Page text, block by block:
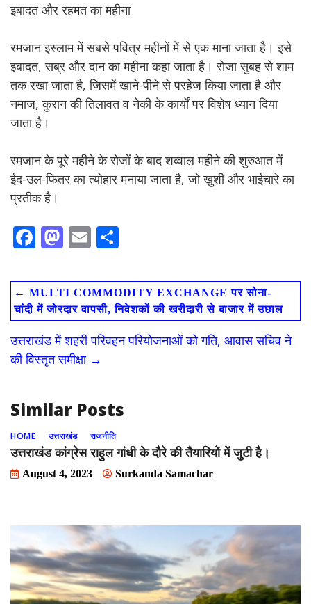
इबादत और रहमत का महीना
रमजान इस्लाम में सबसे पवित्र महीनों में से एक माना जाता है। इसे
इबादत, सब्र और दान का महीना कहा जाता है। रोजा सुबह से शाम
तक रखा जाता है, जिसमें खाने-पीने से परहेज किया जाता है और
नमाज, कुरान की तिलावत व नेकी के कार्यों पर विशेष ध्यान दिया
जाता है।
रमजान के पूरे महीने के रोजों के बाद शव्वाल महीने की शुरुआत में
ईद-उल-फितर का त्योहार मनाया जाता है, जो खुशी और भाईचारे का
प्रतीक है।
F
e
b
o
o
k
M
to
d
o
n
E
ai
l
ar
e
← MULTI COMMODITY EXCHANGE पर सोना-
चांदी में जोरदार वापसी, निवेशकों की खरीदारी से बाजार में उछाल
उत्तराखंड में शहरी परिवहन परियोजनाओं को गति, आवास सचिव ने
की विस्तृत समीक्षा →
Similar Posts
HOME उत्तराखंड राजनीति
उत्तराखंड कांग्रेस राहुल गांधी के दौरे की तैयारियों में जुटी है।
August 4, 2023 Surkanda Samachar